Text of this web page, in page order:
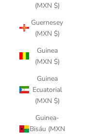
(MXN $)
Guernesey
(MXN $)
Guinea
(MXN $)
Guinea
Ecuatorial
(MXN $)
Guinea-
Bisáu (MXN